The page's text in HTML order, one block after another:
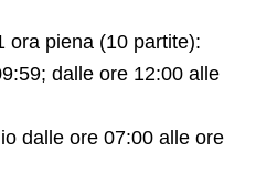
ora piena (10 partite):
dalle ore 12:00 alle
dalle ore 07:00 alle ore